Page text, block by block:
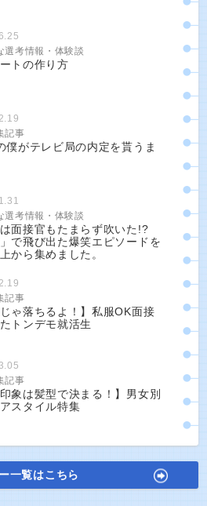
選考情報・体験談
トの作り方
記事
僕がテレビ局の内定を貰うま
選考情報・体験談
面接官もたまらず吹いた!?
」で飛び出た爆笑エピソードを
から集めました。
記事
じゃ落ちるよ！】私服OK面接
トンデモ就活生
記事
印象は髪型で決まる！】男女別
スタイル特集
一覧はこちら